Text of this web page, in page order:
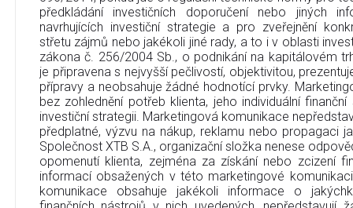
předkládání investičních doporučení nebo jiných
navrhujících investiční strategie a pro zveřejnění
střetu zájmů nebo jakékoli jiné rady, a to i v oblasti
zákona č. 256/2004 Sb., o podnikání na kapitálovém
je připravena s nejvyšší pečlivostí, objektivitou,
přípravy a neobsahuje žádné hodnotící prvky.
bez zohlednění potřeb klienta, jeho individuální
investiční strategii. Marketingová komunikace
předplatné, výzvu na nákup, reklamu nebo propagaci
Společnost XTB S.A., organizační složka nenese
opomenutí klienta, zejména za získání nebo zcizení
informací obsažených v této marketingové
komunikace obsahuje jakékoli informace o